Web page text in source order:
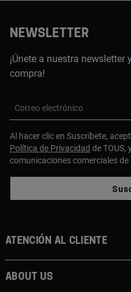
NEWSLETTER
¡Únete a nuestra newsletter
compra!
Correo electrónico
Al hacer clic en Suscríbete,
Política de Privacidad de TOUS,
comunicaciones comerciales de
Atención al cliente
About us